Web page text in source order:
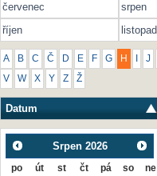
červenec
srpen
říjen
listopad
A B C Č D E F G H J
V W X Y Z Ž
Datum
Srpen 2026
po út st čt pá so ne